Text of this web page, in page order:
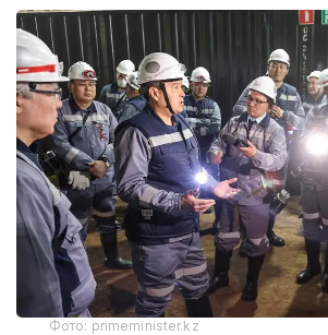
Фото: primeminister.kz